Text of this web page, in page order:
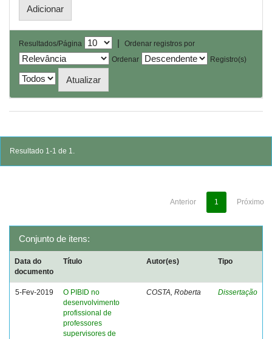
Resultados/Página |
Ordenar registros por
Ordenar
Registro(s)
Resultado 1-1 de 1.
Anterior 1 Próximo
Conjunto de itens:
Data do
documento
Título Autor(es) Tipo
5-Fev-2019
O PIBID no
desenvolvimento
profissional de
professores
supervisores de
COSTA, Roberta Dissertação